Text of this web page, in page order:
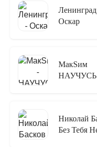
Ленинград
Оскар
МакSим
Николай
Без Тебя